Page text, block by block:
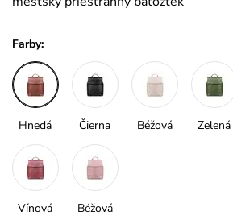
Farby:
Hnedá Čierna Béžová Zelená
Vínová Béžová